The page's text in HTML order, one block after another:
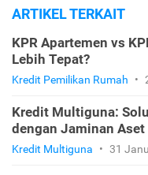
ARTIKEL TERKAIT
KPR Apartemen vs
Lebih Tepat?
Kredit Pemilikan Rumah •
Kredit Multiguna:
dengan Jaminan Aset
Kredit Multiguna • 31